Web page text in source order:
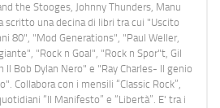
the Stooges, Johnny Thunders, Manu
scritto una decina di libri tra cui "Uscito
80", "Mod Generations", "Paul Weller,
"Rock n Goal", "Rock n Spor"t, Gil
Bob Dylan Nero" e "Ray Charles- Il genio
Collabora con i mensili “Classic Rock”,
“Il Manifesto” e “Libertà”. E' tra i